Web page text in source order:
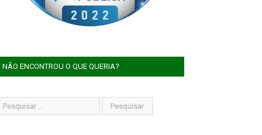
NÃO ENCONTROU O QUE QUERIA?